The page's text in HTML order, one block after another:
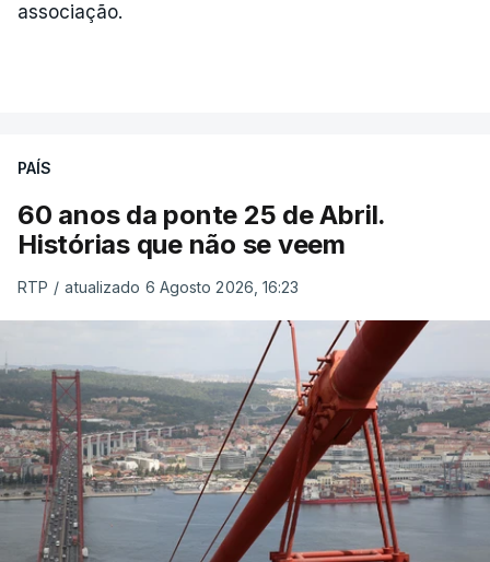
associação.
PAÍS
60 anos da ponte 25 de Abril.
Histórias que não se veem
RTP / atualizado 6 Agosto 2026, 16:23